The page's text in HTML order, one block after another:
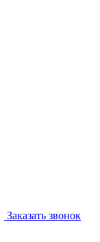
Заказать звонок